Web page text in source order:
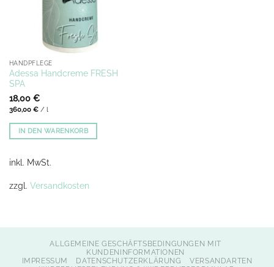
HANDPFLEGE
Adessa Handcreme FRESH
SPA
18,00 €
360,00 €/ l
IN DEN WARENKORB
inkl. MwSt.
zzgl. Versandkosten
ALLGEMEINE GESCHÄFTSBEDINGUNGEN MIT
KUNDENINFORMATIONEN
IMPRESSUM
DATENSCHUTZERKLÄRUNG
VERSANDARTEN